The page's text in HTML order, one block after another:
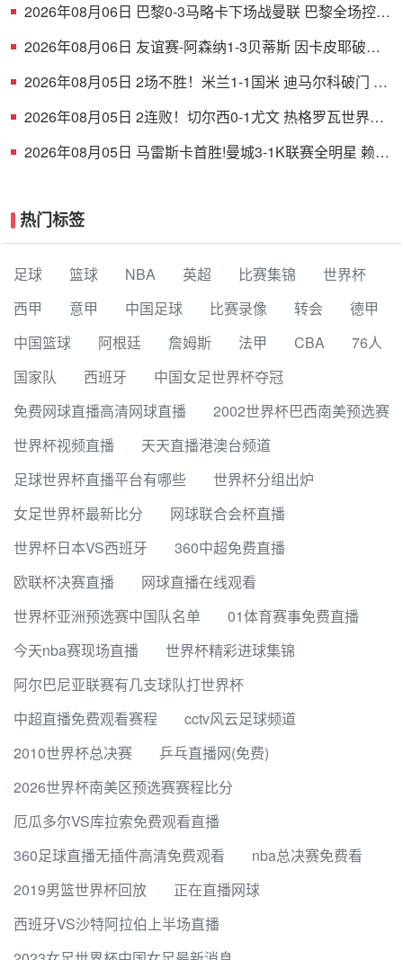
2026年08月06日 巴黎0-3马略卡下场战曼联 巴黎全场控球
2026年08月06日 友谊赛-阿森纳1-3贝蒂斯 因卡皮耶破门
2026年08月05日 2场不胜！米兰1-1国米 迪马尔科破门 恩
2026年08月05日 2连败！切尔西0-1尤文 热格罗瓦世界波
2026年08月05日 马雷斯卡首胜!曼城3-1K联赛全明星 赖因
热门标签
足球 篮球 NBA 英超 比赛集锦
世界杯
西甲
意甲 中国足球 比赛录像 转会
德甲
中国篮球
阿根廷 詹姆斯 法甲 CBA
76人
国家队
西班牙
中国女足世界杯夺冠
免费网球直播高清网球直播
2002世界杯巴西南美预选赛
世界杯视频直播
天天直播港澳台频道
足球世界杯直播平台有哪些
世界杯分组出炉
女足世界杯最新比分
网球联合会杯直播
世界杯日本VS西班牙
360中超免费直播
欧联杯决赛直播
网球直播在线观看
世界杯亚洲预选赛中国队名单
01体育赛事免费直播
今天nba赛现场直播
世界杯精彩进球集锦
阿尔巴尼亚联赛有几支球队打世界杯
中超直播免费观看赛程
cctv风云足球频道
2010世界杯总决赛
乒乓直播网(免费)
2026世界杯南美区预选赛赛程比分
厄瓜多尔VS库拉索免费观看直播
360足球直播无插件高清免费观看
nba总决赛免费看
2019男篮世界杯回放
正在直播网球
西班牙VS沙特阿拉伯上半场直播